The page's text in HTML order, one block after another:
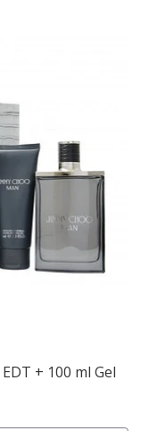
+ 100 ml Gel